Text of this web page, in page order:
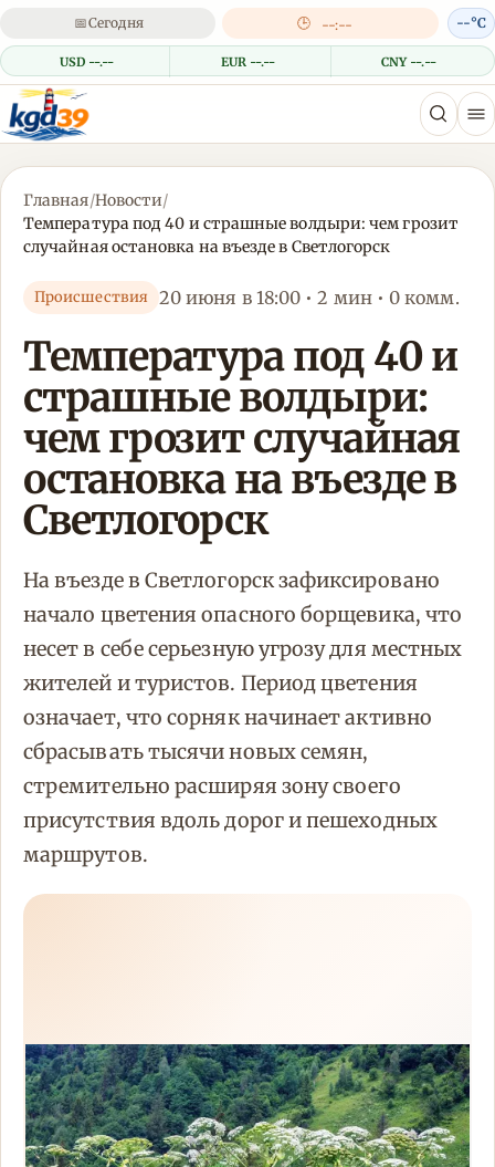
📅Сегодня 🕒 --:--
USD --.-- EUR --.-- CNY --.--
--°C
Главная/Новости/
Температура под 40 и страшные волдыри: чем грозит
случайная остановка на въезде в Светлогорск
Происшествия 20 июня в 18:00 • 2 мин • 0 комм.
Температура под 40 и
страшные волдыри:
чем грозит случайная
остановка на въезде в
Светлогорск
На въезде в Светлогорск зафиксировано
начало цветения опасного борщевика, что
несет в себе серьезную угрозу для местных
жителей и туристов. Период цветения
означает, что сорняк начинает активно
сбрасывать тысячи новых семян,
стремительно расширяя зону своего
присутствия вдоль дорог и пешеходных
маршрутов.